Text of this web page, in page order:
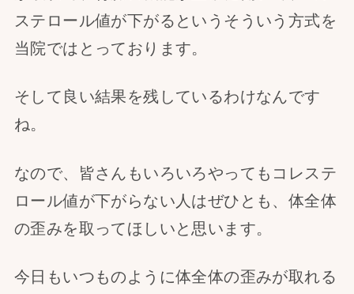
ステロール値が下がるというそういう方式を
当院ではとっております。
そして良い結果を残しているわけなんです
ね。
なので、皆さんもいろいろやってもコレステ
ロール値が下がらない人はぜひとも、体全体
の歪みを取ってほしいと思います。
今日もいつものように体全体の歪みが取れる